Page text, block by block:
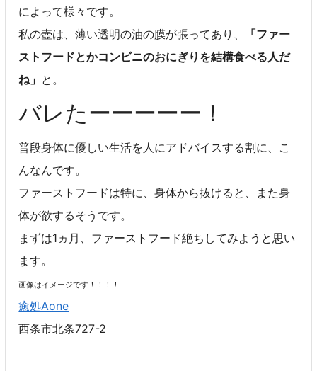
によって様々です。
私の壺は、薄い透明の油の膜が張ってあり、
「ファー
ストフードとかコンビニのおにぎりを結構食べる人だ
ね」 と。
バレたーーーーー！
普段身体に優しい生活を人にアドバイスする割に、こ
んなんです。
ファーストフードは特に、身体から抜けると、また身
体が欲するそうです。
まずは1ヵ月、ファーストフード絶ちしてみようと思い
ます。
画像はイメージです！！！！
癒処Aone
西条市北条727-2